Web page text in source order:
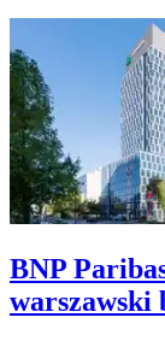
BNP
warszawski